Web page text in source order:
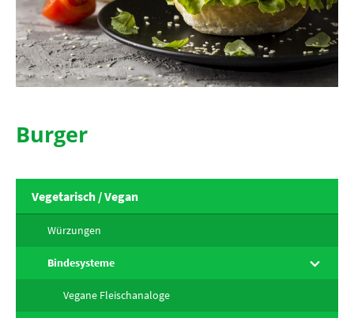
Burger
Vegetarisch / Vegan
Würzungen
Bindesysteme
Vegane Fleischanaloge